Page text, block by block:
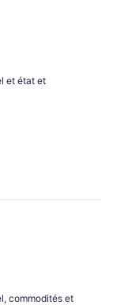
et état et
commodités et